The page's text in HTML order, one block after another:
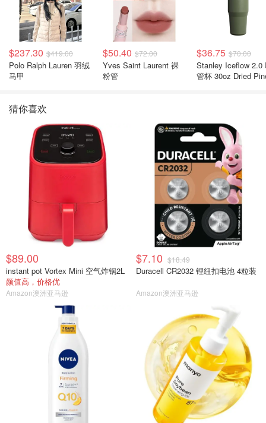
$237.30 $419.00
Polo Ralph Lauren 羽绒
马甲
$50.40 $72.00
Yves Saint Laurent 裸
粉管
$36.75 $70.00
Stanley Iceflow 2.0 吸
管杯 30oz Dried
猜你喜欢
$89.00
instant pot Vortex Mini 空气炸锅2L
颜值高，价格优
Amazon澳洲亚马逊
$7.10 $18.49
Duracell CR2032 锂纽扣电池 4粒装
Amazon澳洲亚马逊